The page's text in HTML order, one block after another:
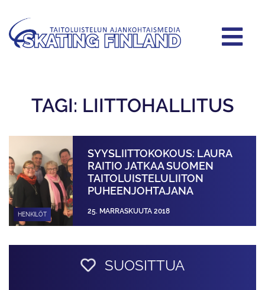
TAGI: LIITTOHALLITUS
HENKILÖT
SYYSLIITTOKOKOUS: LAURA
RAITIO JATKAA SUOMEN
TAITOLUISTELULIITON
PUHEENJOHTAJANA
25. MARRASKUUTA 2018
SUOSITTUA